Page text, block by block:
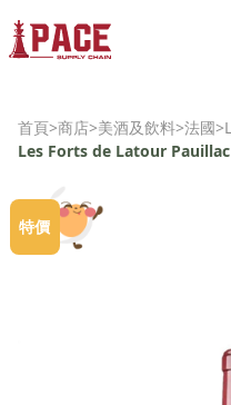
首頁>商店>美酒及飲料>法國>
Les Forts de Latour
特價